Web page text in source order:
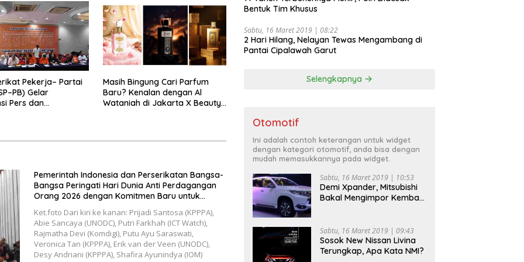
Pekerja– Partai
Gelar
Pers dan
Baru.
Masih Bingung Cari Parfum
Baru? Kenalan dengan Al
Wataniah di Jakarta X Beauty
Pemerintah Indonesia dan Perserikatan Bangsa-
Bangsa Peringati Hari Dunia Anti Perdagangan
Orang 2026 dengan Komitmen Baru untuk
Ket.foto Dari kiri ke kanan: Prijadi Santosa (KPPPA),
Abie Sancaya (UNODC), Putri Farkhah (ICT Watch),
Rajmatha Devi (Komdigi), Putu Ayu Saraswati,
Veronica Tan (KPPPA), Erik van der Veen (UNODC),
Desy Andriani (KPPPA), Shafira Ayunindya (IOM)
Bentuk Tim Khusus
Sabtu, 16 Maret 2019 | 08:22
2 Hari Hilang, Nelayan Tewas Mengambang di
Pantai Cipalawah Garut
Selengkapnya
Otomotif
Ini adalah contoh keterangan untuk widget
dengan kategori otomotif, anda bisa dengan
mudah memasukkannya pada widget.
Sabtu, 16 Maret 2019 | 10:53
Demi Xpander, Mitsubishi
Bakal Mengimpor Kembali
Sabtu, 16 Maret 2019 | 09:43
Sosok New Nissan Livina
Terungkap, Apa Kata NMI?